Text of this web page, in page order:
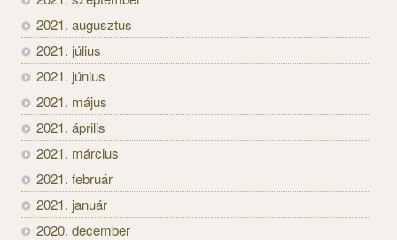
2021. augusztus
2021. július
2021. június
2021. május
2021. április
2021. március
2021. február
2021. január
2020. december